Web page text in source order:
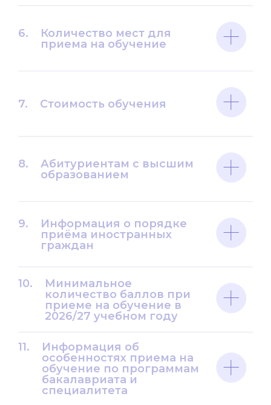
6.
Количество мест для
приема на обучение
7. Стоимость обучения
8.
Абитуриентам с высшим
образованием
9.
Информация о порядке
приёма иностранных
граждан
10.
Минимальное
количество баллов при
приеме на обучение в
2026/27 учебном году
11.
Информация об
особенностях приема на
обучение по программам
бакалавриата и
специалитета